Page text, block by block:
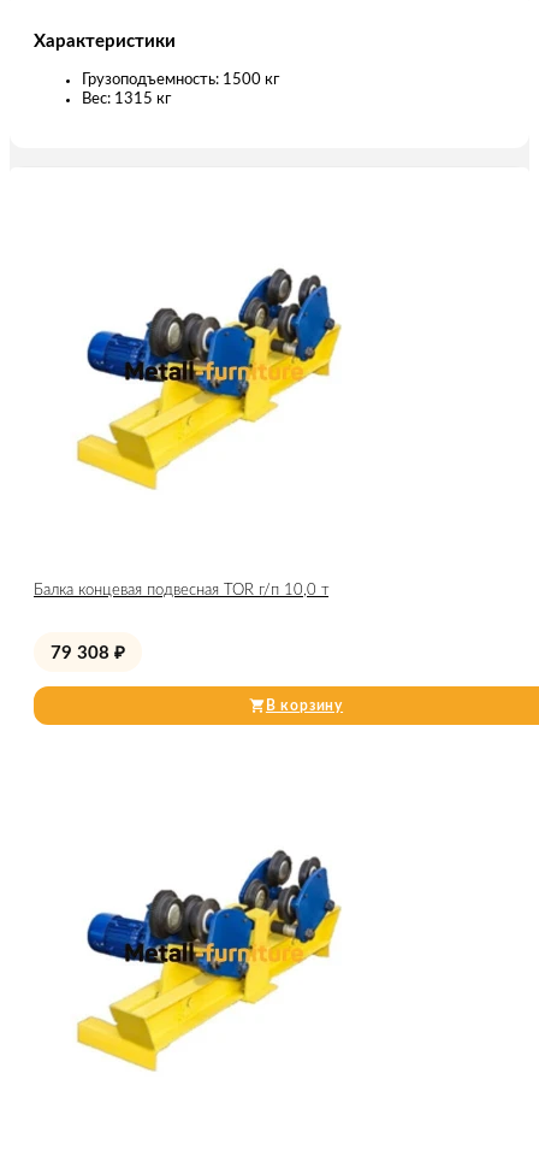
Характеристики
Грузоподъемность: 1500 кг
Вес: 1315 кг
Балка концевая подвесная TOR г/п 10,0 т
79 308 ₽
В корзину